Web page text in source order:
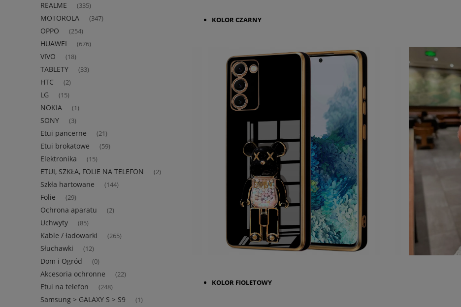
REALME (335)
MOTOROLA (347)
OPPO (254)
HUAWEI (676)
VIVO (18)
TABLETY (33)
HTC (2)
LG (15)
NOKIA (1)
SONY (3)
Etui pancerne (21)
Etui brokatowe (59)
Elektronika (15)
ETUI, SZKŁA, FOLIE NA TELEFON (2)
Szkła hartowane (144)
Folie (29)
Ochrona aparatu (2)
Uchwyty (85)
Kable / ładowarki (265)
Słuchawki (12)
Dom i Ogród (0)
Akcesoria ochronne (22)
Etui na telefon (248)
Samsung > GALAXY S > S9 (1)
KOLOR CZARNY
KOLOR FIOLETOWY